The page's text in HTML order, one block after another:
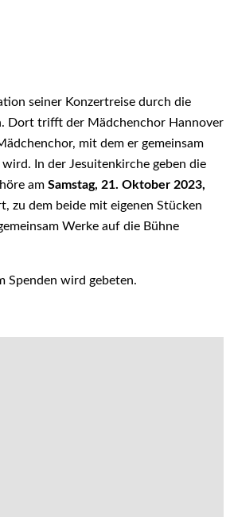
seiner Konzertreise durch die
Dort trifft der Mädchenchor Hannover
mit dem er gemeinsam
In der Jesuitenkirche geben die
am Samstag, 21. Oktober 2023,
zu dem beide mit eigenen Stücken
Werke auf die Bühne
Spenden wird gebeten.